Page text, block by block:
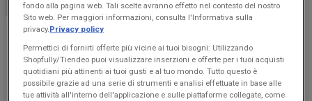
offerte disponibili dal
03/08/26 al 23/08/26
così facile !
Euronics
SOTTO AGOSTO
Scade il 19/08
Svuota tutto
Scade il 19/08
fondo alla pagina web. Tali scelte avranno effetto nel contesto del nostro
Sito web. Per maggiori informazioni, consulta l'Informativa sulla
privacy.Privacy policy
Permettici di fornirti offerte più vicine ai tuoi bisogni: Utilizzando
Shopfully/Tiendeo puoi visualizzare inserzioni e offerte per i tuoi acquisti
quotidiani più attinenti ai tuoi gusti e al tuo mondo. Tutto questo è
possibile grazie ad una serie di strumenti e analisi effettuate in base alle
tue attività all'interno dell'applicazione e sulle piattaforme collegate, come